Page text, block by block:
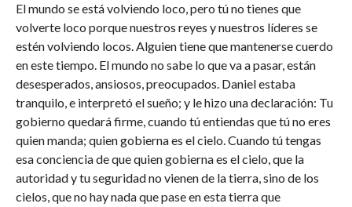
El mundo se está volviendo loco, pero tú no tienes que
volverte loco porque nuestros reyes y nuestros líderes se
estén volviendo locos. Alguien tiene que mantenerse cuerdo
en este tiempo. El mundo no sabe lo que va a pasar, están
desesperados, ansiosos, preocupados. Daniel estaba
tranquilo, e interpretó el sueño; y le hizo una declaración: Tu
gobierno quedará firme, cuando tú entiendas que tú no eres
quien manda; quien gobierna es el cielo. Cuando tú tengas
esa conciencia de que quien gobierna es el cielo, que la
autoridad y tu seguridad no vienen de la tierra, sino de los
cielos, que no hay nada que pase en esta tierra que